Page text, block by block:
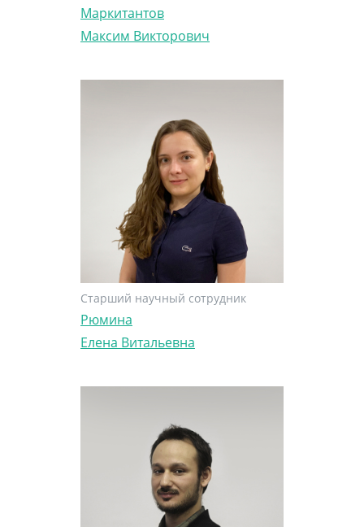
Маркитантов
Максим Викторович
Старший научный сотрудник
Рюмина
Елена Витальевна